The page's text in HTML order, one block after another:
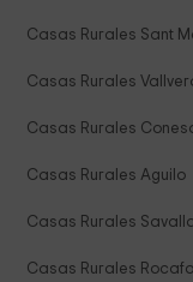
Casas Rurales Sant
Casas Rurales
Casas Rurales
Casas Rurales Aguilo
Casas Rurales
Casas Rurales